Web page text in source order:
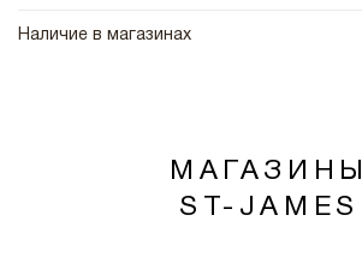
Наличие в магазинах
МАГАЗИНЫ
ST-JAMES